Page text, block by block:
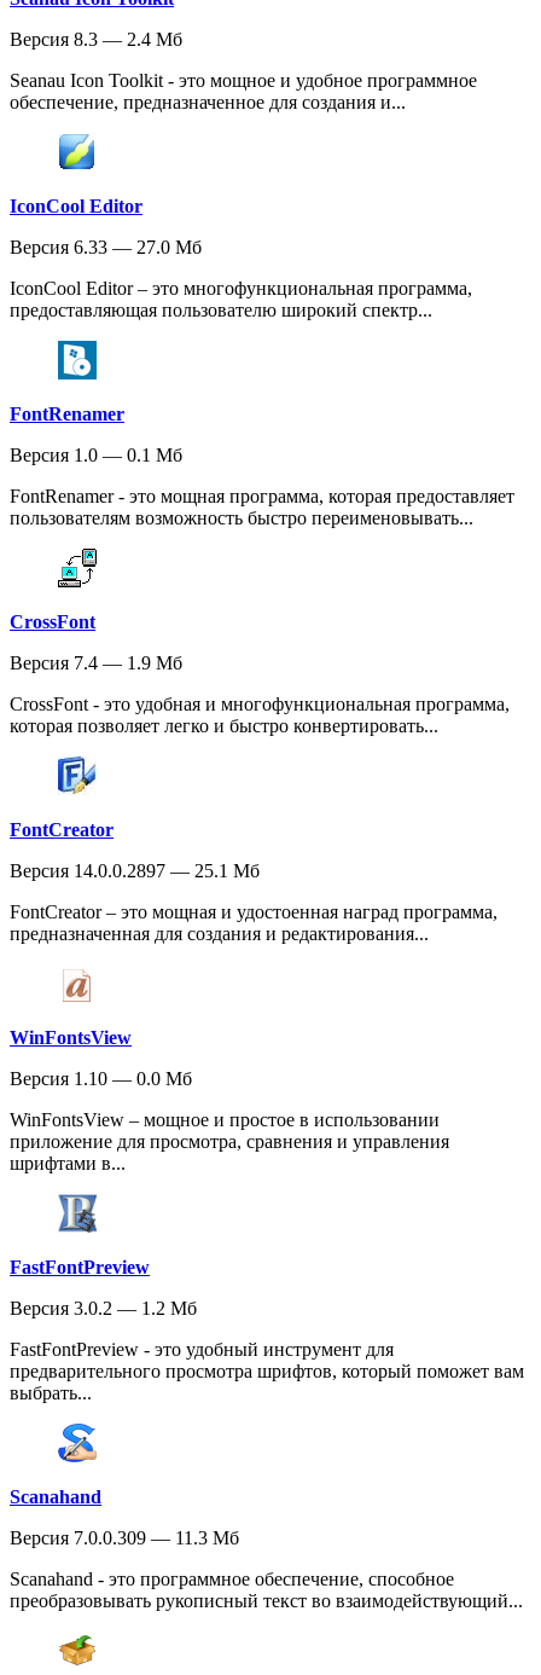
Версия 8.3 — 2.4 Мб
Seanau Icon Toolkit - это мощное и удобное программное
обеспечение, предназначенное для создания и...
IconCool Editor
Версия 6.33 — 27.0 Мб
IconCool Editor – это многофункциональная программа,
предоставляющая пользователю широкий спектр...
FontRenamer
Версия 1.0 — 0.1 Мб
FontRenamer - это мощная программа, которая предоставляет
пользователям возможность быстро переименовывать...
CrossFont
Версия 7.4 — 1.9 Мб
CrossFont - это удобная и многофункциональная программа,
которая позволяет легко и быстро конвертировать...
FontCreator
Версия 14.0.0.2897 — 25.1 Мб
FontCreator – это мощная и удостоенная наград программа,
предназначенная для создания и редактирования...
WinFontsView
Версия 1.10 — 0.0 Мб
WinFontsView – мощное и простое в использовании
приложение для просмотра, сравнения и управления
шрифтами в...
FastFontPreview
Версия 3.0.2 — 1.2 Мб
FastFontPreview - это удобный инструмент для
предварительного просмотра шрифтов, который поможет вам
выбрать...
Scanahand
Версия 7.0.0.309 — 11.3 Мб
Scanahand - это программное обеспечение, способное
преобразовывать рукописный текст во взаимодействующий...